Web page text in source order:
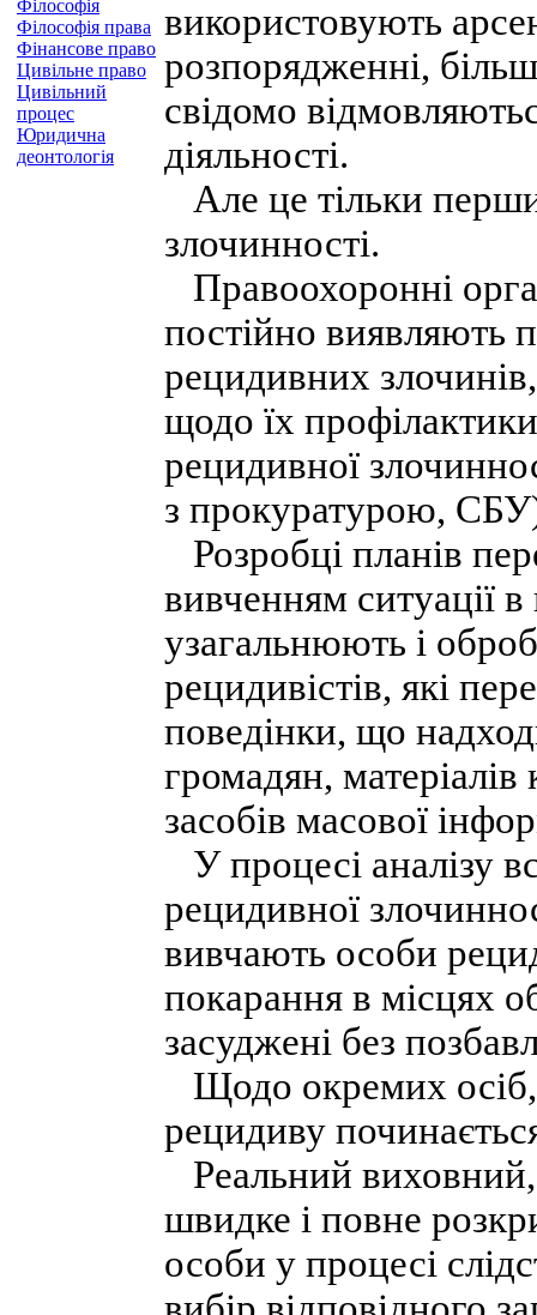
Філософія
Філософія права
Фінансове право
Цивільне право
Цивільний
процес
Юридична
деонтологія
використовують
розпорядженні,
свідомо
діяльності.
Але це тільки
злочинності.
Правоохоронні
постійно виявляють
рецидивних
щодо їх
рецидивної
з прокуратурою,
Розробці планів
вивченням ситуації
узагальнюють і
рецидивістів, які
поведінки, що
громадян,
засобів масової
У процесі аналізу
рецидивної
вивчають особи
покарання в місцях
засуджені без
Щодо окремих осіб,
рецидиву
Реальний
швидке і повне
особи у процесі